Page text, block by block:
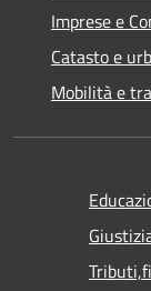
Imprese e
Catasto e
Mobilità e